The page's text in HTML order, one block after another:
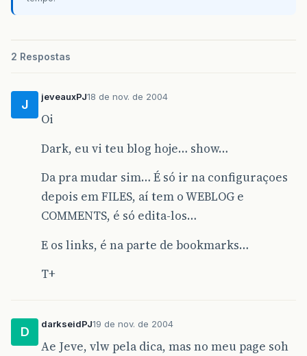
2 Respostas
J
jeveauxPJ18 de nov. de 2004
Oi
Dark, eu vi teu blog hoje… show…
Da pra mudar sim… É só ir na configuraçoes
depois em FILES, aí tem o WEBLOG e
COMMENTS, é só edita-los…
E os links, é na parte de bookmarks…
T+
D
darkseidPJ19 de nov. de 2004
Ae Jeve, vlw pela dica, mas no meu page soh